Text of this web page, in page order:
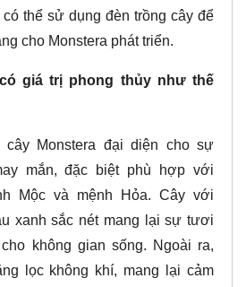
thể sử dụng đèn trồng cây để
cho Monstera phát triển.
giá trị phong thủy như thế
cây Monstera đại diện cho sự
mắn, đặc biệt phù hợp với
Mộc và mệnh Hỏa. Cây với
xanh sắc nét mang lại sự tươi
không gian sống. Ngoài ra,
lọc không khí, mang lại cảm